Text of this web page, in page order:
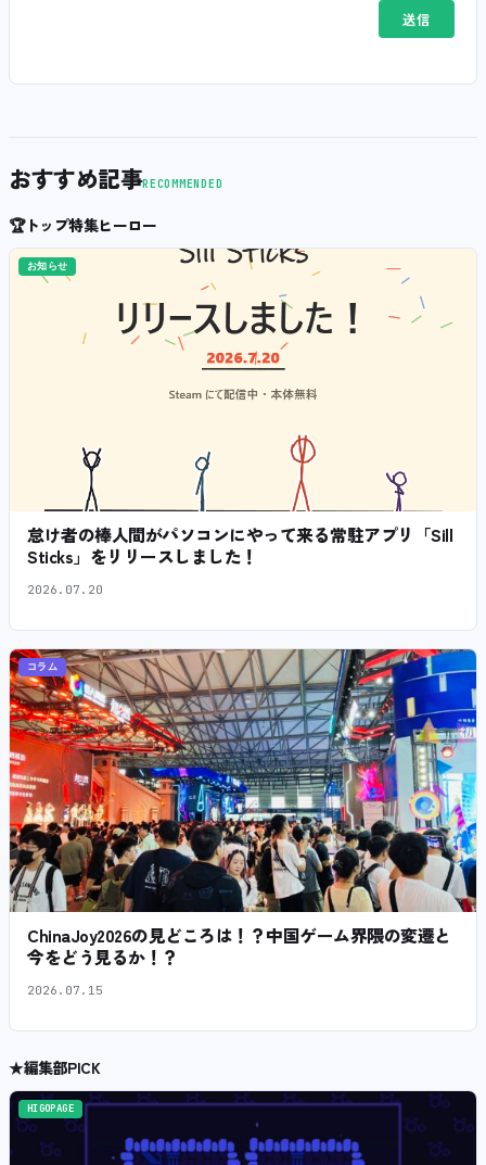
おすすめ記事RECOMMENDED
🏆トップ特集ヒーロー
お知らせ
怠け者の棒人間がパソコンにやって来る常駐アプリ「Sill
Sticks」をリリースしました！
2026.07.20
コラム
ChinaJoy2026の見どころは！？中国ゲーム界隈の変遷と
今をどう見るか！？
2026.07.15
★編集部PICK
HIGOPAGE